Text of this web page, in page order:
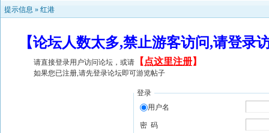
提示信息 » 红港
【论坛人数太多,禁止游客访问,请登
请直接登录用户访问论坛，或请 【 点这里注册】
如果您已注册,请先登录论坛即可游览帖子
登录
用户名
密 码